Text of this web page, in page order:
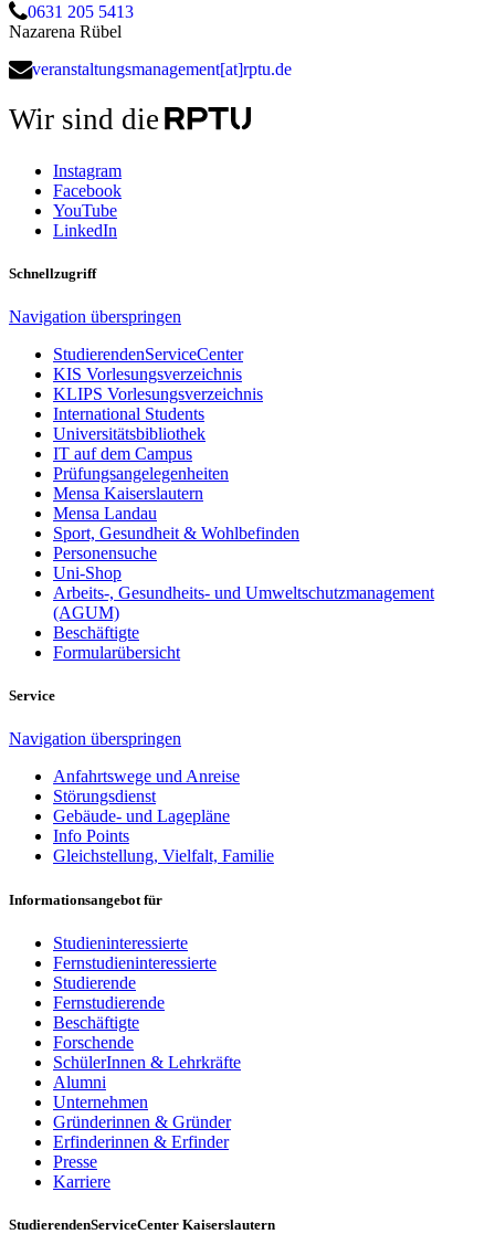
0631 205 5413
Nazarena Rübel
veranstaltungsmanagement[at]rptu.de
Wir sind die
Instagram
Facebook
YouTube
LinkedIn
Schnellzugriff
Navigation überspringen
StudierendenServiceCenter
KIS Vorlesungsverzeichnis
KLIPS Vorlesungsverzeichnis
International Students
Universitätsbibliothek
IT auf dem Campus
Prüfungsangelegenheiten
Mensa Kaiserslautern
Mensa Landau
Sport, Gesundheit & Wohlbefinden
Personensuche
Uni-Shop
Arbeits-, Gesundheits- und Umweltschutzmanagement
(AGUM)
Beschäftigte
Formularübersicht
Service
Navigation überspringen
Anfahrtswege und Anreise
Störungsdienst
Gebäude- und Lagepläne
Info Points
Gleichstellung, Vielfalt, Familie
Informationsangebot für
Studieninteressierte
Fernstudieninteressierte
Studierende
Fernstudierende
Beschäftigte
Forschende
SchülerInnen & Lehrkräfte
Alumni
Unternehmen
Gründerinnen & Gründer
Erfinderinnen & Erfinder
Presse
Karriere
StudierendenServiceCenter Kaiserslautern